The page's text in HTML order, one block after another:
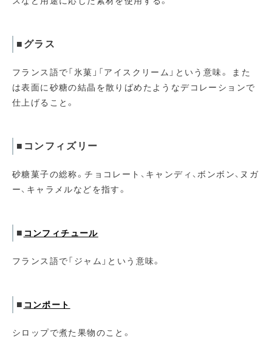
■グラス
フランス語で「氷菓」「アイスクリーム」という意味。 また
は表面に砂糖の結晶を散りばめたようなデコレーションで
仕上げること。
■コンフィズリー
砂糖菓子の総称。チョコレート、キャンディ、ボンボン、ヌガ
ー、キャラメルなどを指す。
■ コンフィチュール
フランス語で「ジャム」という意味。
■ コンポート
シロップで煮た果物のこと。